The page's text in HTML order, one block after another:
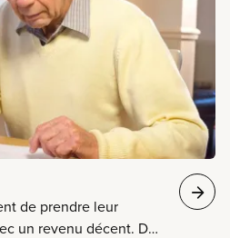
de prendre leur
un revenu décent. Des